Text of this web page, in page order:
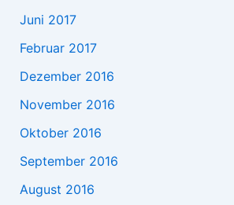
Juni 2017
Februar 2017
Dezember 2016
November 2016
Oktober 2016
September 2016
August 2016